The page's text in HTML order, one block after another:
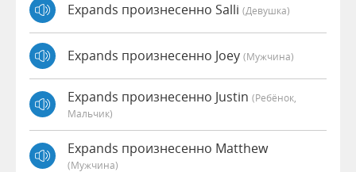
Expands произнесенно Salli (девушка)
Expands произнесенно Joey (мужчина)
Expands произнесенно Justin (Ребёнок,
Мальчик)
Expands произнесенно Matthew
(мужчина)